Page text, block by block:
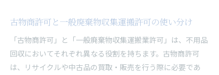
古物商許可と一般廃棄物収集運搬許可の使い分け
「古物商許可」と「一般廃棄物収集運搬業許可」は、不用品
回収においてそれぞれ異なる役割を持ちます。古物商許可
は、リサイクルや中古品の買取・販売を行う際に必要であ